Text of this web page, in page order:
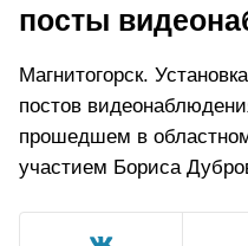
посты
Магнитогорск.
постов
прошедшем в
участием Бориса